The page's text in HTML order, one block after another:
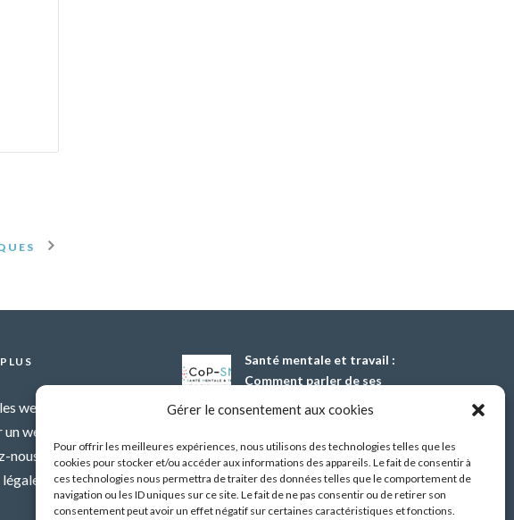
Gérer le consentement aux cookies
Pour offrir les meilleures expériences, nous utilisons des technologies telles que les
cookies pour stocker et/ou accéder aux informations des appareils. Le fait de consentir à
ces technologies nous permettra de traiter des données telles que le comportement de
navigation ou les ID uniques sur ce site. Le fait de ne pas consentir ou de retirer son
consentement peut avoir un effet négatif sur certaines caractéristiques et fonctions.
webinars
webinar
nous
Santé mentale et travail :
Comment parler de ses
13 Oct 2026
Démonstrateur d’éclairage
intelligent dans les
bâtiments tertiaires,